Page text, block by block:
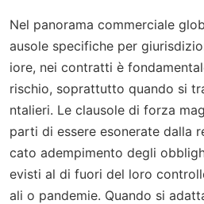
Nel panorama commerciale
ausole specifiche per
iore, nei contratti è
rischio, soprattutto quando si
ntalieri. Le clausole di forza
parti di essere esonerate dalla
cato adempimento degli
evisti al di fuori del loro
ali o pandemie. Quando si